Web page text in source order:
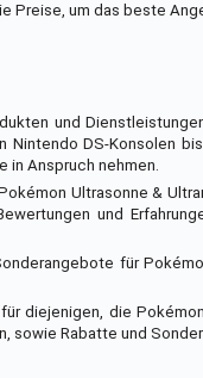
Preise, um das beste
und
DS-Konsolen
in Anspruch nehmen.
Ultrasonne &
und
für
diejenigen, die
sowie Rabatte und